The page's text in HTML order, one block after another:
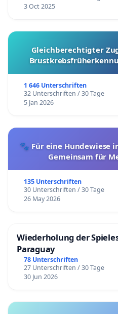
3 Oct 2025
Gleichberechtigter
1 646 Unterschriften
32 Unterschriften / 30 Tage
5 Jan 2026
🐾 Für eine Hundewiese
Gemeinsam für
135 Unterschriften
30 Unterschriften / 30 Tage
26 May 2026
Wiederholung der
Paraguay
78 Unterschriften
27 Unterschriften / 30 Tage
30 Jun 2026